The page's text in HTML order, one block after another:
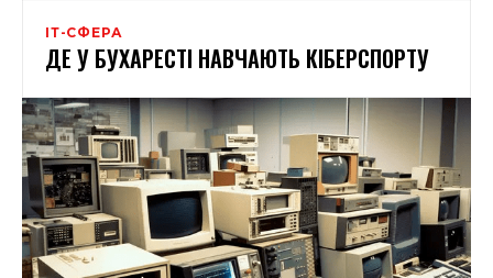
ІТ-СФЕРА
ДЕ У БУХАРЕСТІ НАВЧАЮТЬ КІБЕРСПОРТУ